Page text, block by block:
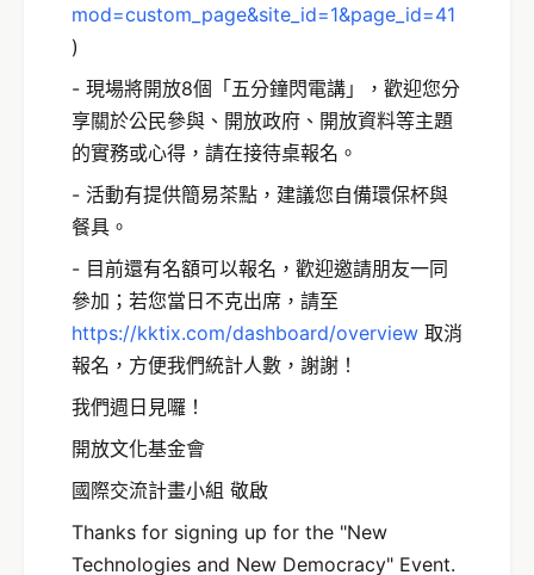
mod=custom_page&site_id=1&page_id=41
)
- 現場將開放8個「五分鐘閃電講」，歡迎您分
享關於公民參與、開放政府、開放資料等主題
的實務或心得，請在接待桌報名。
- 活動有提供簡易茶點，建議您自備環保杯與
餐具。
- 目前還有名額可以報名，歡迎邀請朋友一同
參加；若您當日不克出席，請至
https://kktix.com/dashboard/overview 取消
報名，方便我們統計人數，謝謝！
我們週日見囉！
開放文化基金會
國際交流計畫小組 敬啟
Thanks for signing up for the "New
Technologies and New Democracy" Event.